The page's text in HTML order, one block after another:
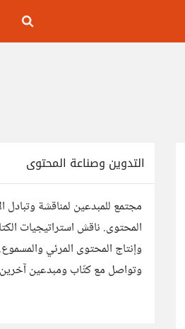
التدوين وصناعة المحتوى
مجتمع للمبدعين لمناقشة وتبادل
المحتوى. ناقش استراتيجيات
وإنتاج المحتوى المرئي
وتواصل مع كتّاب ومبدعين